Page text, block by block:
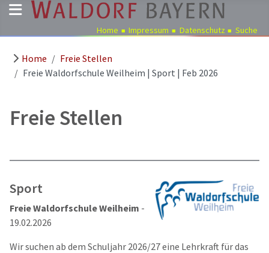
Pädagogik
Kindergärten
Ausbildung
Stellen
Aktuelles
Home Impressum Datenschutz Suche
Home
Freie Stellen
Freie Waldorfschule Weilheim | Sport | Feb 2026
Freie Stellen
Sport
Freie Waldorfschule Weilheim -
19.02.2026
Wir suchen ab dem Schuljahr 2026/27 eine Lehrkraft für das